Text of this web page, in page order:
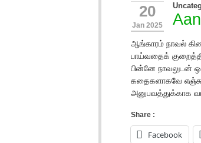
20
Jan 2025
ஆங்காரம் நாவல்
பாய்வதைக்
பின்னே நாவலுடன்
கதைகளாகவே
அனுபவத்துக்காக
Share :
Facebook